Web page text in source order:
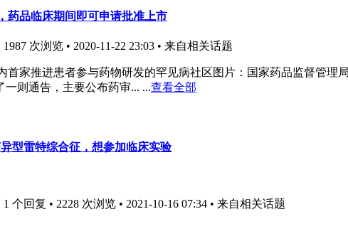
药品临床期间即可申请批准上市
次浏览 • 2020-11-22 23:03 • 来自相关话题
首家推进患者参与药物研发的罕见病社区图片：国家药品监督管
一则通告，主要公布药审... ...查看全部
型雷特综合征，想参加临床实验
个回复 • 2228 次浏览 • 2021-10-16 07:34 • 来自相关话题